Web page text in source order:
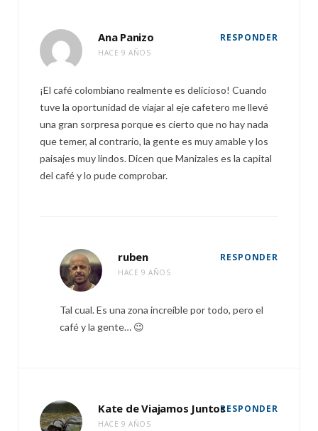
Ana Panizo
HACE 9 AÑOS
RESPONDER
¡El café colombiano realmente es delicioso! Cuando
tuve la oportunidad de viajar al eje cafetero me llevé
una gran sorpresa porque es cierto que no hay nada
que temer, al contrario, la gente es muy amable y los
paisajes muy lindos. Dicen que Manizales es la capital
del café y lo pude comprobar.
ruben
HACE 9 AÑOS
RESPONDER
Tal cual. Es una zona increíble por todo, pero el
café y la gente… 😉
Kate de Viajamos Juntos
HACE 9 AÑOS
RESPONDER